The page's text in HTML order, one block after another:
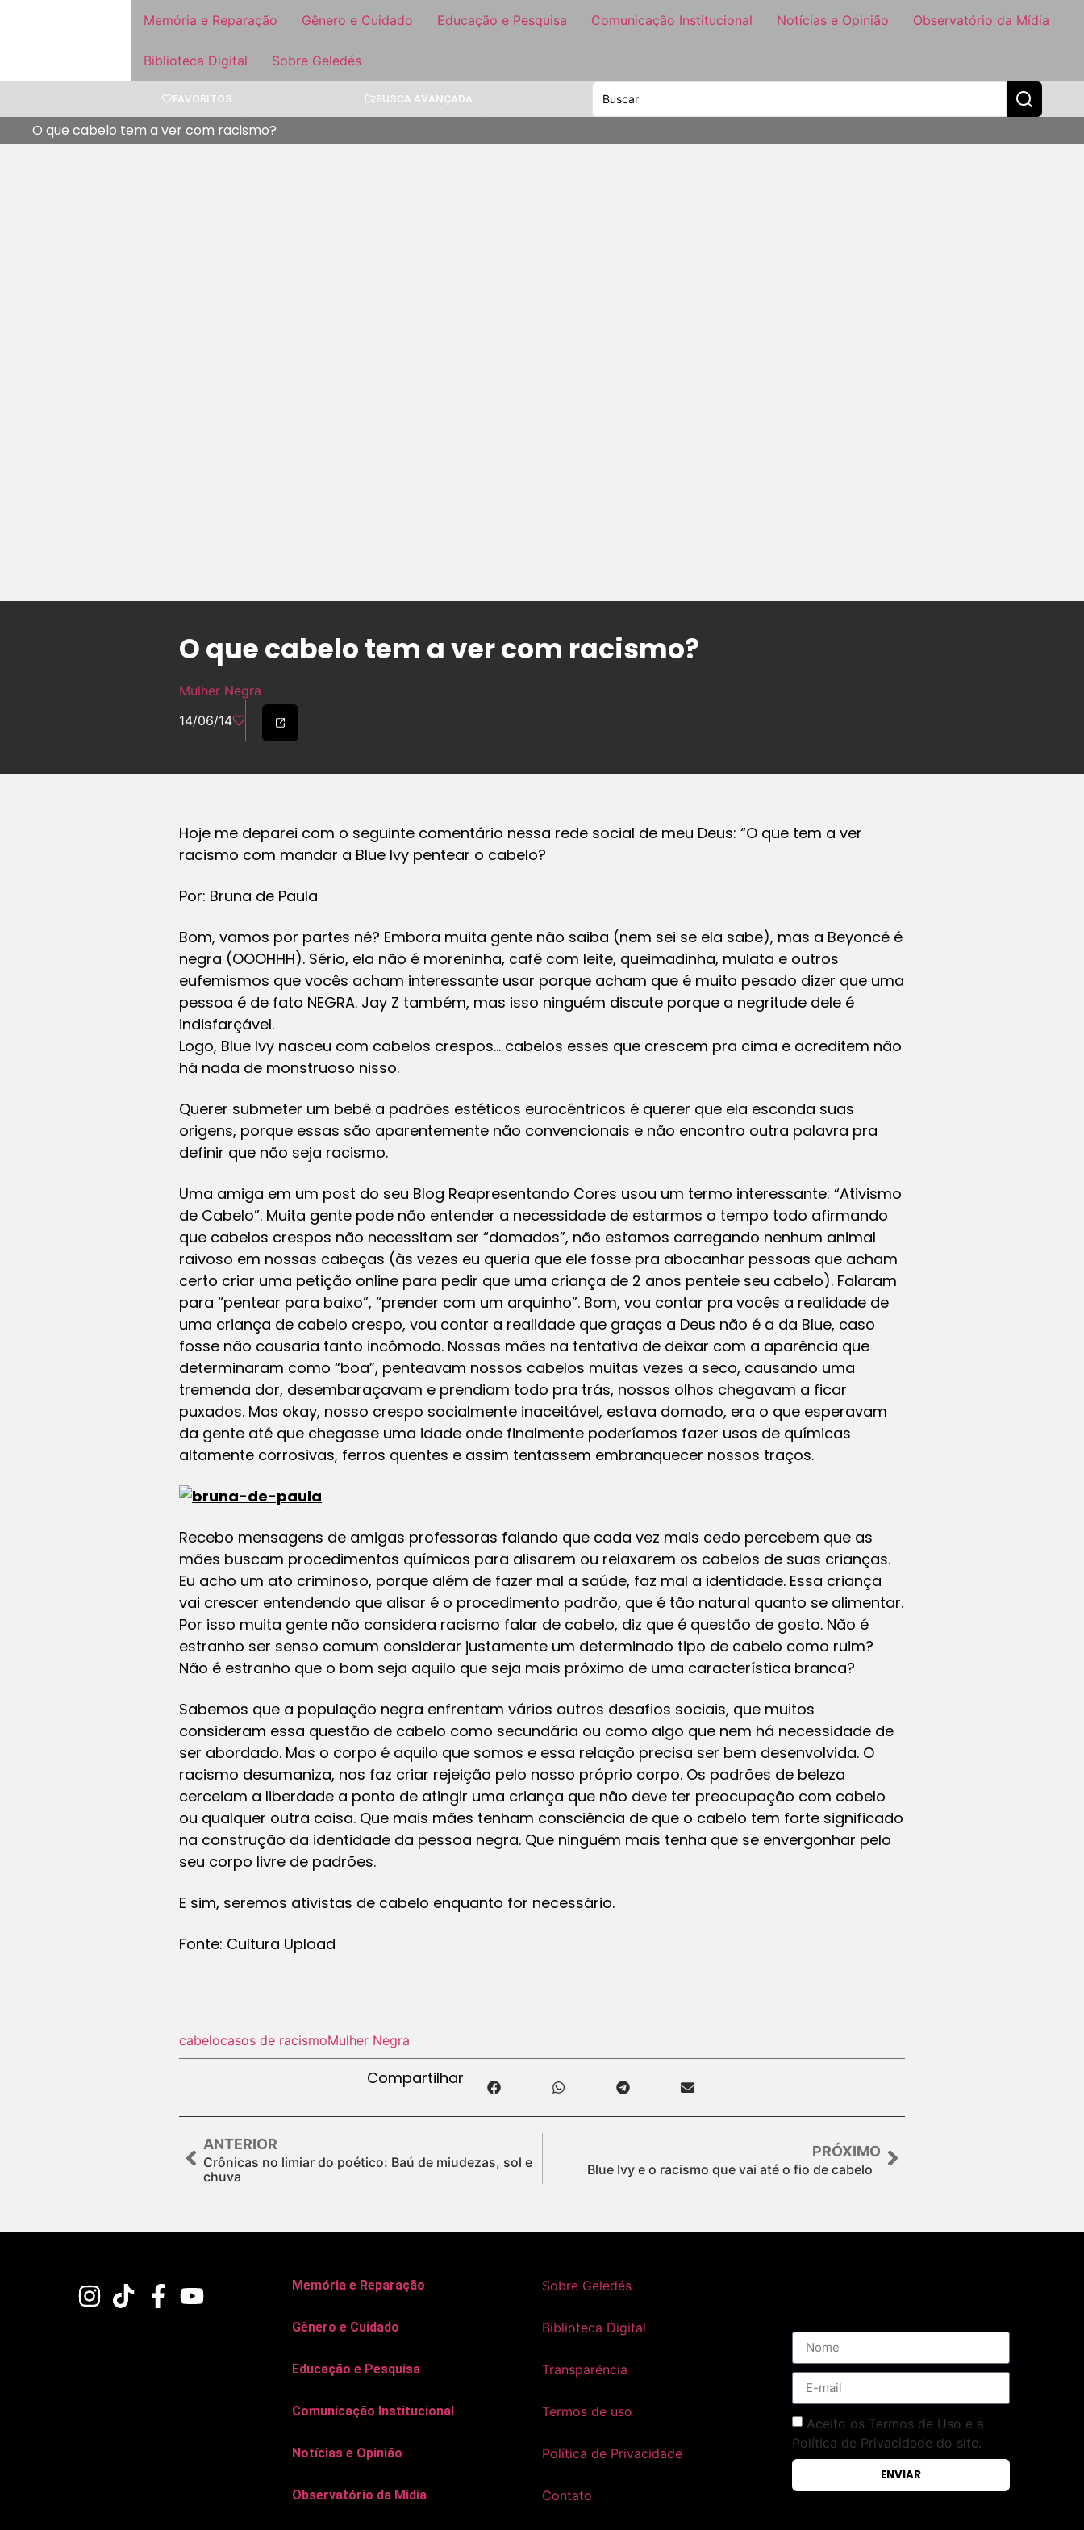
Memória e Reparação Gênero e Cuidado Educação e Pesquisa Comunicação Institucional Notícias e Opinião Observatório da Mídia
Biblioteca Digital Sobre Geledés
FAVORITOS BUSCA AVANÇADA
O que cabelo tem a ver com racismo?
O que cabelo tem a ver com racismo?
Mulher Negra
14/06/14
Hoje me deparei com o seguinte comentário nessa rede social de meu Deus: “O que tem a ver
racismo com mandar a Blue Ivy pentear o cabelo?
Por: Bruna de Paula
Bom, vamos por partes né? Embora muita gente não saiba (nem sei se ela sabe), mas a Beyoncé é
negra (OOOHHH). Sério, ela não é moreninha, café com leite, queimadinha, mulata e outros
eufemismos que vocês acham interessante usar porque acham que é muito pesado dizer que uma
pessoa é de fato NEGRA. Jay Z também, mas isso ninguém discute porque a negritude dele é
indisfarçável.
Logo, Blue Ivy nasceu com cabelos crespos… cabelos esses que crescem pra cima e acreditem não
há nada de monstruoso nisso.
Querer submeter um bebê a padrões estéticos eurocêntricos é querer que ela esconda suas
origens, porque essas são aparentemente não convencionais e não encontro outra palavra pra
definir que não seja racismo.
Uma amiga em um post do seu Blog Reapresentando Cores usou um termo interessante: “Ativismo
de Cabelo”. Muita gente pode não entender a necessidade de estarmos o tempo todo afirmando
que cabelos crespos não necessitam ser “domados”, não estamos carregando nenhum animal
raivoso em nossas cabeças (às vezes eu queria que ele fosse pra abocanhar pessoas que acham
certo criar uma petição online para pedir que uma criança de 2 anos penteie seu cabelo). Falaram
para “pentear para baixo”, “prender com um arquinho”. Bom, vou contar pra vocês a realidade de
uma criança de cabelo crespo, vou contar a realidade que graças a Deus não é a da Blue, caso
fosse não causaria tanto incômodo. Nossas mães na tentativa de deixar com a aparência que
determinaram como “boa”, penteavam nossos cabelos muitas vezes a seco, causando uma
tremenda dor, desembaraçavam e prendiam todo pra trás, nossos olhos chegavam a ficar
puxados. Mas okay, nosso crespo socialmente inaceitável, estava domado, era o que esperavam
da gente até que chegasse uma idade onde finalmente poderíamos fazer usos de químicas
altamente corrosivas, ferros quentes e assim tentassem embranquecer nossos traços.
Recebo mensagens de amigas professoras falando que cada vez mais cedo percebem que as
mães buscam procedimentos químicos para alisarem ou relaxarem os cabelos de suas crianças.
Eu acho um ato criminoso, porque além de fazer mal a saúde, faz mal a identidade. Essa criança
vai crescer entendendo que alisar é o procedimento padrão, que é tão natural quanto se alimentar.
Por isso muita gente não considera racismo falar de cabelo, diz que é questão de gosto. Não é
estranho ser senso comum considerar justamente um determinado tipo de cabelo como ruim?
Não é estranho que o bom seja aquilo que seja mais próximo de uma característica branca?
Sabemos que a população negra enfrentam vários outros desafios sociais, que muitos
consideram essa questão de cabelo como secundária ou como algo que nem há necessidade de
ser abordado. Mas o corpo é aquilo que somos e essa relação precisa ser bem desenvolvida. O
racismo desumaniza, nos faz criar rejeição pelo nosso próprio corpo. Os padrões de beleza
cerceiam a liberdade a ponto de atingir uma criança que não deve ter preocupação com cabelo
ou qualquer outra coisa. Que mais mães tenham consciência de que o cabelo tem forte significado
na construção da identidade da pessoa negra. Que ninguém mais tenha que se envergonhar pelo
seu corpo livre de padrões.
E sim, seremos ativistas de cabelo enquanto for necessário.
Fonte: Cultura Upload
cabelocasos de racismoMulher Negra
Compartilhar
ANTERIOR
Crônicas no limiar do poético: Baú de miudezas, sol e
chuva
PRÓXIMO
Blue Ivy e o racismo que vai até o fio de cabelo
Memória e Reparação
Gênero e Cuidado
Educação e Pesquisa
Comunicação Institucional
Notícias e Opinião
Observatório da Mídia
Sobre Geledés
Biblioteca Digital
Transparência
Termos de uso
Política de Privacidade
Contato
Aceito os Termos de Uso e a
Política de Privacidade do site.
ENVIAR